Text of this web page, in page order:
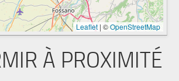
Leaflet | ©OpenStreetMap
À PROXIMITÉ